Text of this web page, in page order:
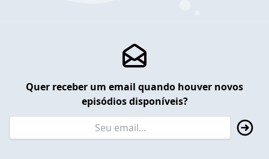
Quer receber um email quando houver novos
episódios disponíveis?